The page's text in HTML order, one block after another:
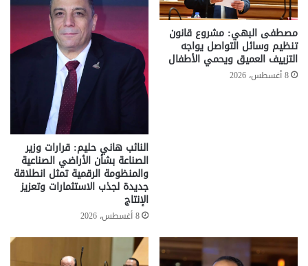
مصطفى البهي: مشروع قانون
تنظيم وسائل التواصل يواجه
التزييف العميق ويحمي الأطفال
8 أغسطس، 2026
النائب هاني حليم: قرارات وزير
الصناعة بشأن الأراضي الصناعية
والمنظومة الرقمية تمثل انطلاقة
جديدة لجذب الاستثمارات وتعزيز
الإنتاج
8 أغسطس، 2026